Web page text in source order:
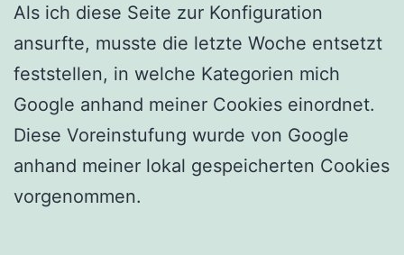
Als ich diese Seite zur Konfiguration
ansurfte, musste die letzte Woche entsetzt
feststellen, in welche Kategorien mich
Google anhand meiner Cookies einordnet.
Diese Voreinstufung wurde von Google
anhand meiner lokal gespeicherten Cookies
vorgenommen.